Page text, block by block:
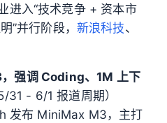
进入“技术竞争 + 资本市
”并行阶段， 新浪科技、
强调 Coding、1M 上下
5/31 - 6/1 报道周期）
发布 MiniMax M3，主打